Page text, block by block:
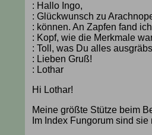
: Hallo Ingo,
: Glückwunsch zu
: können. An Zapfen fand
: Kopf, wie die Merkmale
: Toll, was Du alles
: Lieben Gruß!
: Lothar
Hi Lothar!
Meine größte Stütze beim
Im Index Fungorum sind